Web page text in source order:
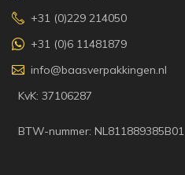
+31 (0)229 214050
+31 (0)6 11481879
info@baasverpakkingen.nl
KvK: 37106287
BTW-nummer: NL811889385B01